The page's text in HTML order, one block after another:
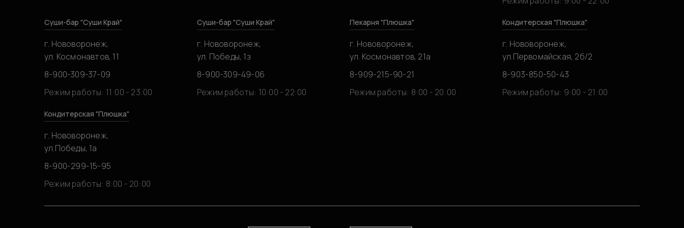
Суши-бар "Суши Край"
г. Нововоронеж,
ул. Космонавтов, 11
8-900-309-37-09
Режим работы: 11:00 - 23:00
Суши-бар "Суши Край"
г. Нововоронеж,
ул. Победы, 1з
8-900-309-49-06
Режим работы: 10:00 - 22:00
Пекарня "Плюшка"
г. Нововоронеж,
ул. Космонавтов, 21а
8-909-215-90-21
Режим работы: 8:00 - 20:00
Кондитерская "Плюшка"
г. Нововоронеж,
ул.Первомайская, 2б/2
8-903-850-50-43
Режим работы: 9:00 - 21:00
Кондитерская "Плюшка"
г. Нововоронеж,
ул.Победы, 1а
8-900-299-15-95
Режим работы: 8:00 - 20:00